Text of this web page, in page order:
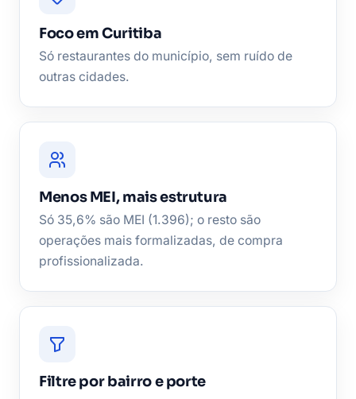
Foco em Curitiba
Só restaurantes do município, sem ruído de
outras cidades.
Menos MEI, mais estrutura
Só 35,6% são MEI (1.396); o resto são
operações mais formalizadas, de compra
profissionalizada.
Filtre por bairro e porte